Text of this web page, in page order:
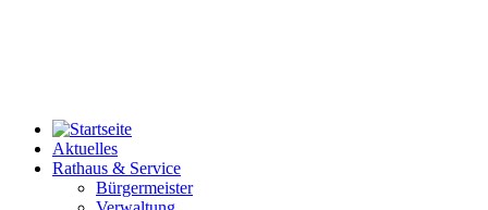
Aktuelles
Rathaus & Service
Bürgermeister